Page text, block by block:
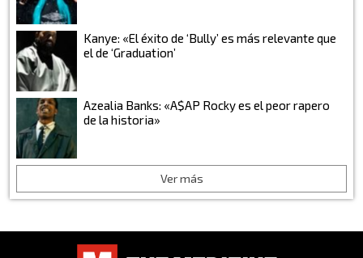
Kanye: «El éxito de ‘Bully’ es más relevante que
el de ‘Graduation’
Azealia Banks: «A$AP Rocky es el peor rapero
de la historia»
Ver más